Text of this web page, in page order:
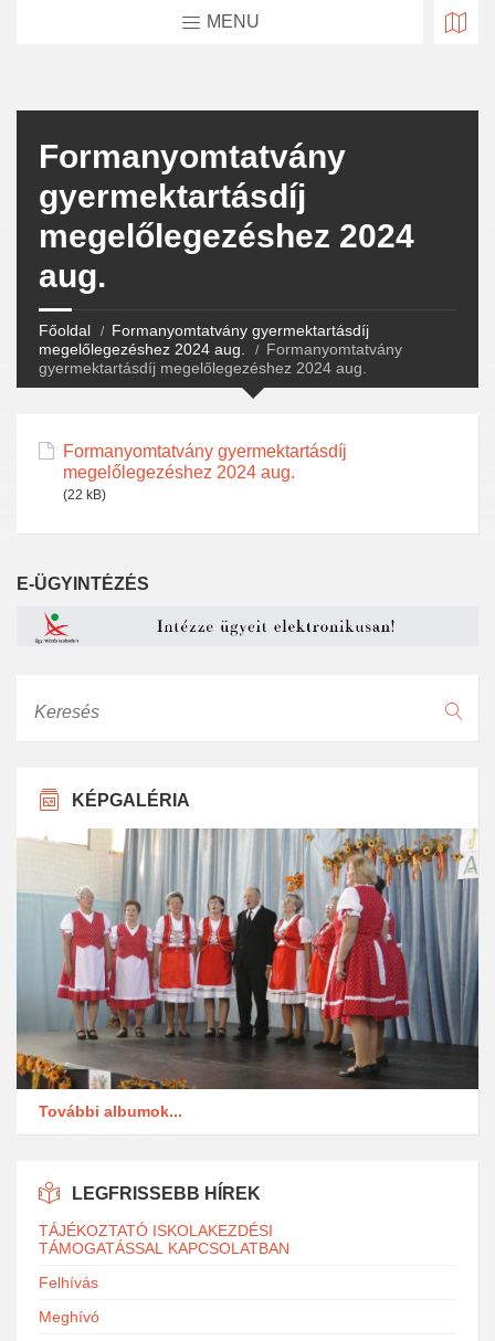
MENU
Formanyomtatvány
gyermektartásdíj
megelőlegezéshez 2024
aug.
Főoldal
Formanyomtatvány gyermektartásdíj
megelőlegezéshez 2024 aug.
Formanyomtatvány
gyermektartásdíj megelőlegezéshez 2024 aug.
Formanyomtatvány gyermektartásdíj
megelőlegezéshez 2024 aug.
(22 kB)
E-ÜGYINTÉZÉS
KÉPGALÉRIA
További albumok...
LEGFRISSEBB HÍREK
TÁJÉKOZTATÓ ISKOLAKEZDÉSI
TÁMOGATÁSSAL KAPCSOLATBAN
Felhívás
Meghívó